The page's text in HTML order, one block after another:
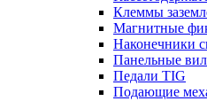
Клеммы
Магнитные
Наконечники
Панельные
Педали TIG
Подающие